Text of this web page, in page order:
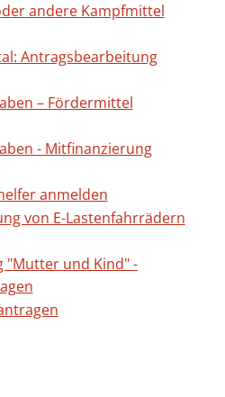
andere Kampfmittel
Antragsbearbeitung
– Fördermittel
- Mitfinanzierung
anmelden
von E-Lastenfahrrädern
"Mutter und Kind" -